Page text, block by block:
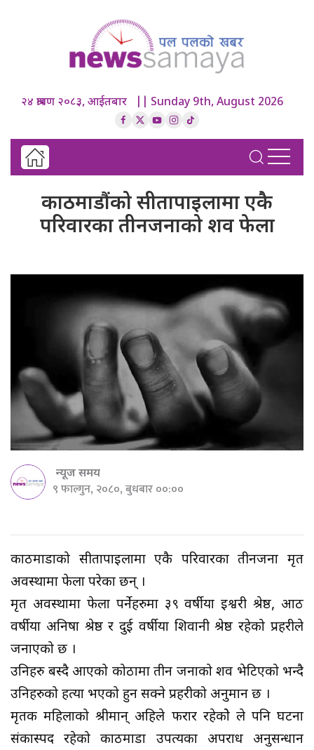
२४ श्रावण २०८३, आईतबार || Sunday 9th, August 2026
काठमाडौंको सीतापाइलामा एकै
परिवारका तीनजनाको शव फेला
न्यूज समय
९ फाल्गुन, २०८०, बुधबार ००:००
काठमाडौंको सीतापाइलामा एकै परिवारका तीनजना मृत
अवस्थामा फेला परेका छन् ।
मृत अवस्थामा फेला पर्नेहरुमा ३९ वर्षीया इश्वरी श्रेष्ठ, आठ
वर्षीया अनिषा श्रेष्ठ र दुई वर्षीया शिवानी श्रेष्ठ रहेको प्रहरीले
जनाएको छ ।
उनिहरु बस्दै आएको कोठामा तीन जनाको शव भेटिएको भन्दै
उनिहरुको हत्या भएको हुन सक्ने प्रहरीको अनुमान छ ।
मृतक महिलाको श्रीमान् अहिले फरार रहेकोे ले पनि घटना
संकास्पद रहेको काठमाडौं उपत्यका अपराध अनुसन्धान